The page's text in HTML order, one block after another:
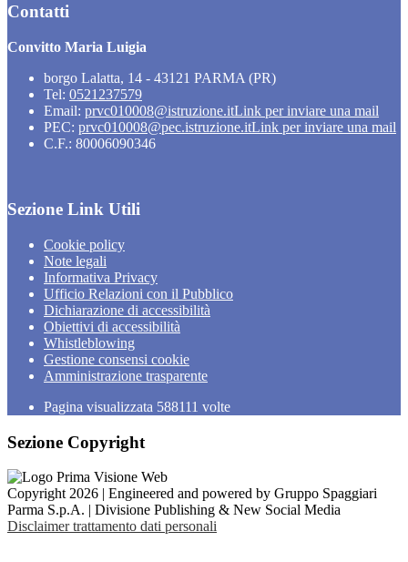
Contatti
Convitto Maria Luigia
borgo Lalatta, 14 - 43121 PARMA (PR)
Tel: 0521237579
Email: prvc010008@istruzione.itLink per inviare una mail
PEC: prvc010008@pec.istruzione.itLink per inviare una mail
C.F.: 80006090346
Sezione Link Utili
Cookie policy
Note legali
Informativa Privacy
Ufficio Relazioni con il Pubblico
Dichiarazione di accessibilità
Obiettivi di accessibilità
Whistleblowing
Gestione consensi cookie
Amministrazione trasparente
Pagina visualizzata 588111 volte
Sezione Copyright
Copyright 2026 | Engineered and powered by Gruppo Spaggiari
Parma S.p.A. | Divisione Publishing & New Social Media
Disclaimer trattamento dati personali